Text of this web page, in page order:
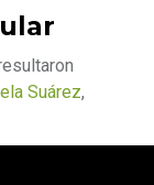
Suárez,